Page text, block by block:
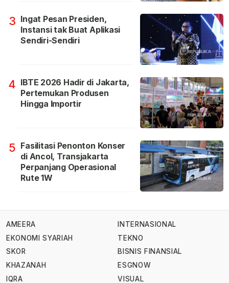
3 Ingat Pesan Presiden,
Instansi tak Buat Aplikasi
Sendiri-Sendiri
4 IBTE 2026 Hadir di Jakarta,
Pertemukan Produsen
Hingga Importir
5 Fasilitasi Penonton Konser
di Ancol, Transjakarta
Perpanjang Operasional
Rute 1W
AMEERA
EKONOMI SYARIAH
SKOR
KHAZANAH
IQRA
INTERNASIONAL
TEKNO
BISNIS FINANSIAL
ESGNOW
VISUAL